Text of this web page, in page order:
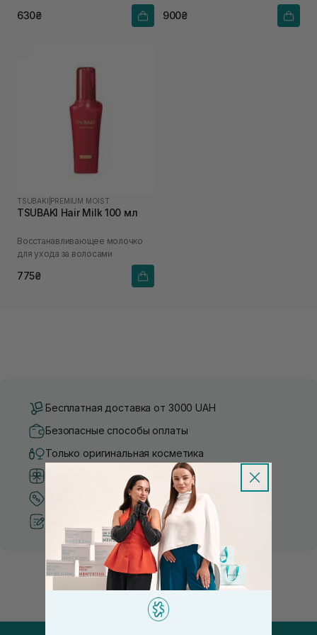
630₴ 900₴
TSUBAKI PREMIUM MOIST
TSUBAKI Hair Milk 100 мл
Восстанавливающее молочко
для ухода за волосами
775₴
Бесплатная доставка от 3000 UAH
Безопасные способы оплаты
Только оригинальная косметика
Система бонусов и лояльности
Лучшие цены и топ товары
Рекомендации от косметологов